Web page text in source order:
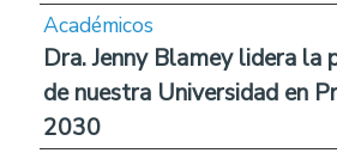
Académicos
Dra. Jenny Blamey lidera la
de nuestra Universidad en
2030